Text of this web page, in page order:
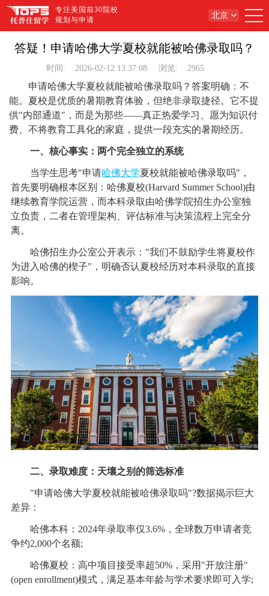
专注美国前30院校
规划与申请
北京
答疑！申请哈佛大学夏校就能被哈佛录取吗？
时间: 2026-02-12 13:37:08 浏览: 2965
申请哈佛大学夏校就能被哈佛录取吗？答案明确：不
能。夏校是优质的暑期教育体验，但绝非录取捷径。它不提
供"内部通道"，而是为那些——真正热爱学习、愿为知识付
费、不将教育工具化的家庭，提供一段充实的暑期经历。
一、核心事实：两个完全独立的系统
当学生思考"申请哈佛大学夏校就能被哈佛录取吗"，
首先要明确根本区别：哈佛夏校(Harvard Summer School)由
继续教育学院运营，而本科录取由哈佛学院招生办公室独
立负责，二者在管理架构、评估标准与决策流程上完全分
离。
哈佛招生办公室公开表示："我们不鼓励学生将夏校作
为进入哈佛的楔子"，明确否认夏校经历对本科录取的直接
影响。
二、录取难度：天壤之别的筛选标准
"申请哈佛大学夏校就能被哈佛录取吗"?数据揭示巨大
差异：
哈佛本科：2024年录取率仅3.6%，全球数万申请者竞
争约2,000个名额;
哈佛夏校：高中项目接受率超50%，采用"开放注册"
(open enrollment)模式，满足基本年龄与学术要求即可入学;